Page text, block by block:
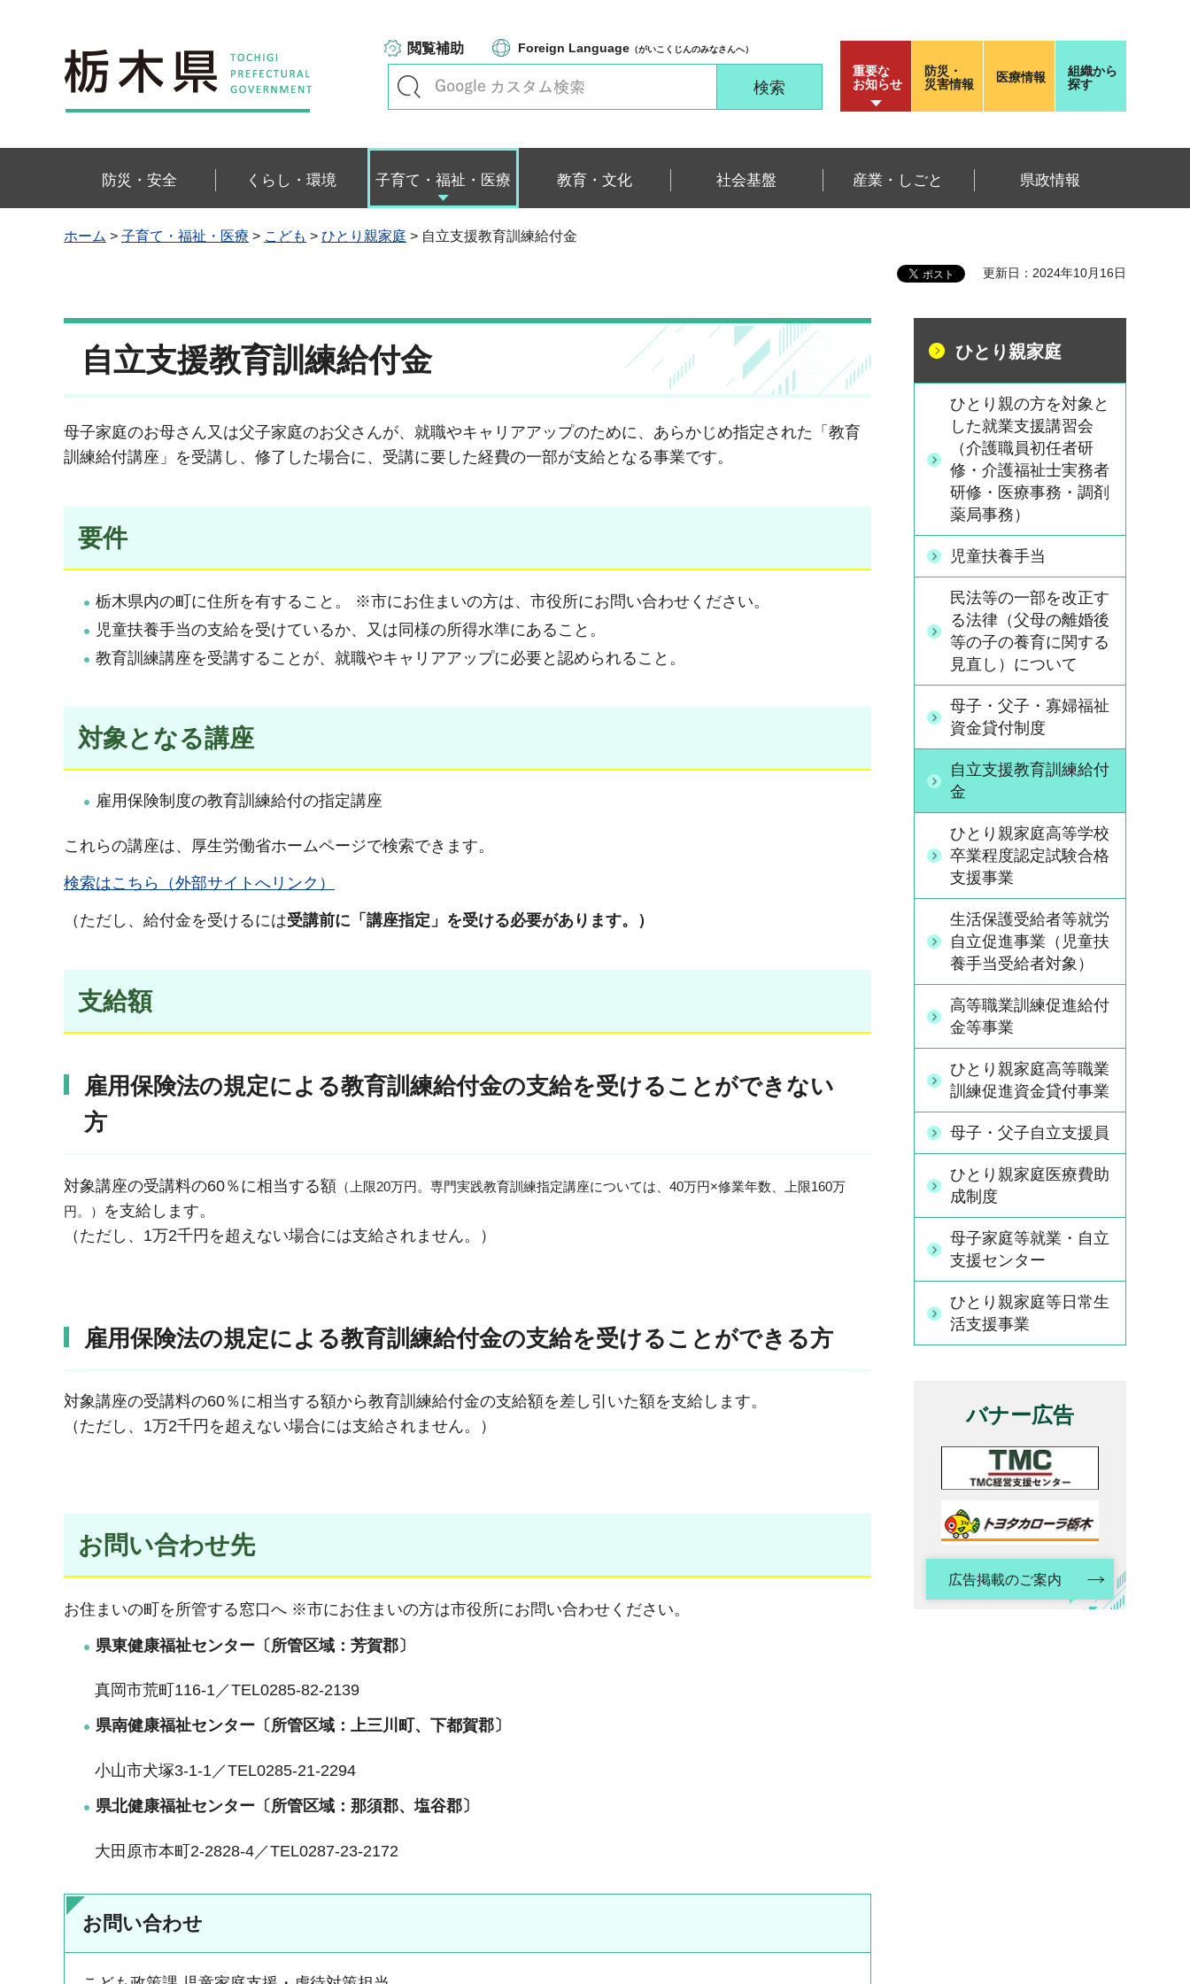
栃木県
閲覧補助 Foreign Language （がいこくじんのみなさんへ）
重要な
お知らせ
防災・
災害情報
医療情報
組織から
探す
防災・安全 くらし・環境 子育て・福祉・医療 教育・文化 社会基盤 産業・しごと 県政情報
ホーム > 子育て・福祉・医療 > こども > ひとり親家庭 > 自立支援教育訓練給付金
更新日：2024年10月16日
自立支援教育訓練給付金
母子家庭のお母さん又は父子家庭のお父さんが、就職やキャリアアップのために、あらかじめ指定された「教育
訓練給付講座」を受講し、修了した場合に、受講に要した経費の一部が支給となる事業です。
要件
栃木県内の町に住所を有すること。 ※市にお住まいの方は、市役所にお問い合わせください。
児童扶養手当の支給を受けているか、又は同様の所得水準にあること。
教育訓練講座を受講することが、就職やキャリアアップに必要と認められること。
対象となる講座
雇用保険制度の教育訓練給付の指定講座
これらの講座は、厚生労働省ホームページで検索できます。
検索はこちら（外部サイトへリンク）
（ただし、給付金を受けるには受講前に「講座指定」を受ける必要があります。）
支給額
雇用保険法の規定による教育訓練給付金の支給を受けることができない
方
対象講座の受講料の60％に相当する額 （上限20万円。専門実践教育訓練指定講座については、40万円×修業年数、上限160万
円。）
を支給します。
（ただし、1万2千円を超えない場合には支給されません。）
雇用保険法の規定による教育訓練給付金の支給を受けることができる方
対象講座の受講料の60％に相当する額から教育訓練給付金の支給額を差し引いた額を支給します。
（ただし、1万2千円を超えない場合には支給されません。）
お問い合わせ先
お住まいの町を所管する窓口へ ※市にお住まいの方は市役所にお問い合わせください。
県東健康福祉センター〔所管区域：芳賀郡〕
真岡市荒町116-1／TEL0285-82-2139
県南健康福祉センター〔所管区域：上三川町、下都賀郡〕
小山市犬塚3-1-1／TEL0285-21-2294
県北健康福祉センター〔所管区域：那須郡、塩谷郡〕
大田原市本町2-2828-4／TEL0287-23-2172
お問い合わせ
ひとり親家庭
ひとり親の方を対象と
した就業支援講習会
（介護職員初任者研
修・介護福祉士実務者
研修・医療事務・調剤
薬局事務）
児童扶養手当
民法等の一部を改正す
る法律（父母の離婚後
等の子の養育に関する
見直し）について
母子・父子・寡婦福祉
資金貸付制度
自立支援教育訓練給付
金
ひとり親家庭高等学校
卒業程度認定試験合格
支援事業
生活保護受給者等就労
自立促進事業（児童扶
養手当受給者対象）
高等職業訓練促進給付
金等事業
ひとり親家庭高等職業
訓練促進資金貸付事業
母子・父子自立支援員
ひとり親家庭医療費助
成制度
母子家庭等就業・自立
支援センター
ひとり親家庭等日常生
活支援事業
バナー広告
広告掲載のご案内